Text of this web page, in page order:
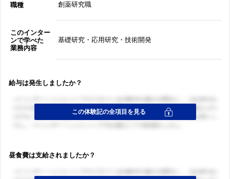
職種 創薬研究職
このインター
ンで学べた
業務内容
基礎研究・応用研究・技術開発
給与は発生しましたか？
昼食費は支給されましたか？